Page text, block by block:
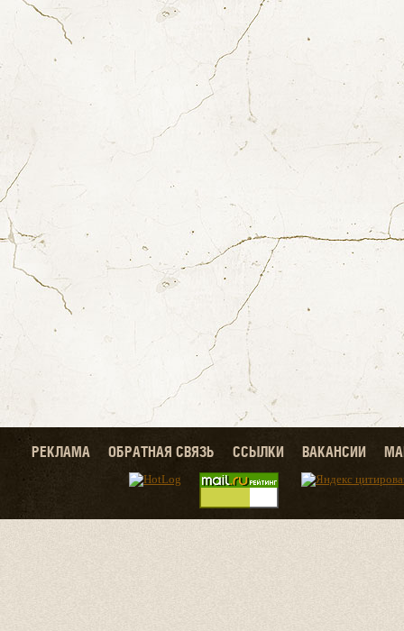
РЕКЛАМА ОБРАТНАЯ СВЯЗЬ ССЫЛКИ ВАКАНСИИ